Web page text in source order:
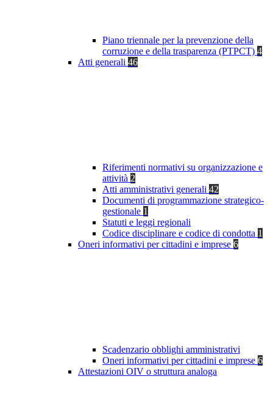
Piano triennale per la prevenzione della
corruzione e della trasparenza (PTPCT) 4
Atti generali 46
Riferimenti normativi su organizzazione e
attività 2
Atti amministrativi generali 42
Documenti di programmazione strategico-
gestionale 1
Statuti e leggi regionali
Codice disciplinare e codice di condotta 1
Oneri informativi per cittadini e imprese 6
Scadenzario obblighi amministrativi
Oneri informativi per cittadini e imprese 6
Attestazioni OIV o struttura analoga